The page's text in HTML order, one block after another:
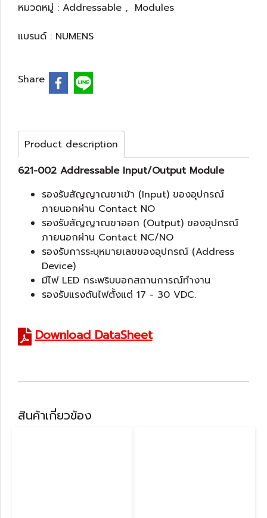
หมวดหมู่ : Addressable , Modules
แบรนด์ : NUMENS
Share
Product description
621-002 Addressable Input/Output Module
รองรับสัญญาณขาเข้า (Input) ของอุปกรณ์
ภายนอกผ่าน Contact NO
รองรับสัญญาณขาออก (Output) ของอุปกรณ์
ภายนอกผ่าน Contact NC/NO
รองรับการระบุหมายเลขของอุปกรณ์ (Address
Device)
มีไฟ LED กระพริบบอกสถานการณ์ทำงาน
รองรับแรงดันไฟตั้งแต่ 17 - 30 VDC.
Download DataSheet
สินค้าเกี่ยวข้อง